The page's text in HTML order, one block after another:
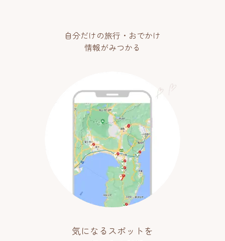
自分だけの旅行・おでかけ
情報がみつかる
気になるスポットを